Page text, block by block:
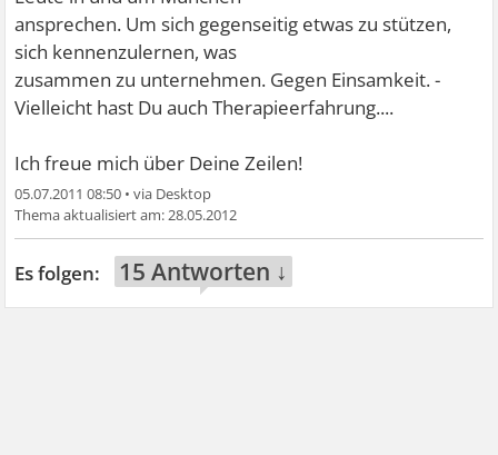
ansprechen. Um sich gegenseitig etwas zu stützen,
sich kennenzulernen, was
zusammen zu unternehmen. Gegen Einsamkeit. -
Vielleicht hast Du auch Therapieerfahrung....
Ich freue mich über Deine Zeilen!
05.07.2011 08:50 •
28.05.2012
15 Antworten ↓